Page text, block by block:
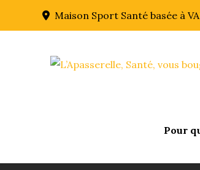
Maison Sport Santé basée à
Pour